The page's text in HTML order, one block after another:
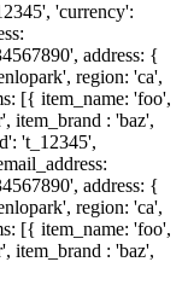
'currency':
address: {
region: 'ca',
[{ item_name: 'foo',
item_brand : 'baz',
't_12345',
address: {
region: 'ca',
[{ item_name: 'foo',
item_brand : 'baz',